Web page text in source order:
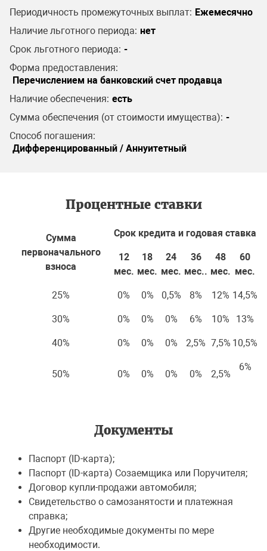
Периодичность промежуточных выплат: Ежемесячно
Наличие льготного периода: нет
Срок льготного периода: -
Форма предоставления:
Перечислением на банковский счет продавца
Наличие обеспечения: есть
Сумма обеспечения (от стоимости имущества): -
Способ погашения:
Дифференцированный / Аннуитетный
Процентные ставки
Сумма
первоначального
взноса
Срок кредита и годовая ставка
12
мес.
18
мес.
24
мес.
36
мес..
48
мес.
60
мес.
25% 0% 0% 0,5% 8% 12% 14,5%
30% 0% 0% 0% 6% 10% 13%
40% 0% 0% 0% 2,5% 7,5% 10,5%
50% 0% 0% 0% 0% 2,5%
6%
Документы
Паспорт (ID-карта);
Паспорт (ID-карта) Созаемщика или Поручителя;
Договор купли-продажи автомобиля;
Свидетельство о самозанятости и платежная
справка;
Другие необходимые документы по мере
необходимости.